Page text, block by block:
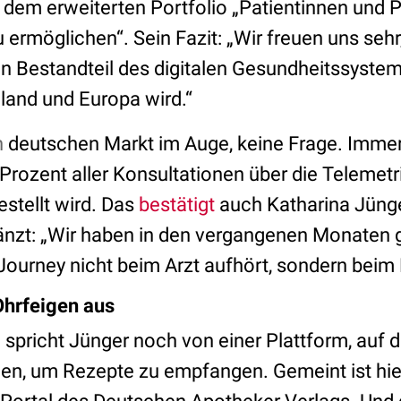
dem erweiterten Portfolio „Patientinnen und
Sein Fazit: „Wir freuen uns
Bestandteil des digitalen
und Europa wird.“
deutschen Markt im Auge, keine Frage.
aller Konsultationen über die
wird. Das bestätigt auch Katharina
„Wir haben in den vergangenen Monaten
nicht beim Arzt aufhört, sondern
aus
spricht Jünger noch von einer Plattform, auf
um Rezepte zu empfangen. Gemeint ist